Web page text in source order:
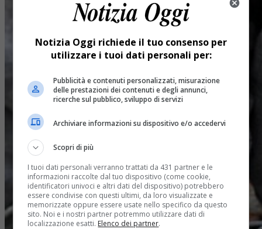
Notizia Oggi richiede il tuo consenso per
utilizzare i tuoi dati personali per:
Pubblicità e contenuti personalizzati, misurazione
delle prestazioni dei contenuti e degli annunci,
ricerche sul pubblico, sviluppo di servizi
Archiviare informazioni su dispositivo e/o accedervi
Scopri di più
I tuoi dati personali verranno trattati da 431 partner e le
informazioni raccolte dal tuo dispositivo (come cookie,
identificatori univoci e altri dati del dispositivo) potrebbero
essere condivise con questi ultimi, da loro visualizzate e
memorizzate oppure essere usate nello specifico da questo
sito. Noi e i nostri partner potremmo utilizzare dati di
localizzazione esatti. Elenco dei partner.